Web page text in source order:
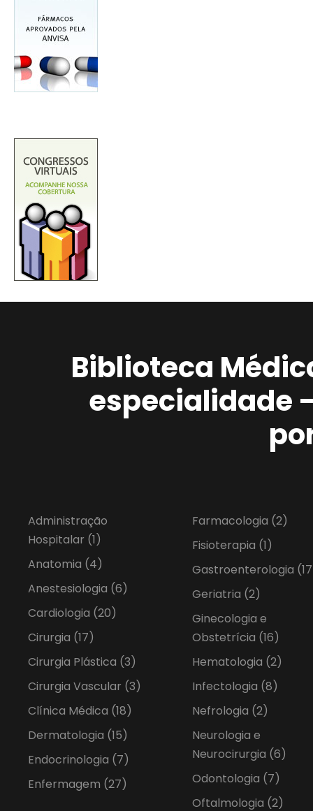
Biblioteca
especialidade
Administração
Hospitalar (1)
Anatomia (4)
Anestesiologia (6)
Cardiologia (20)
Cirurgia (17)
Cirurgia Plástica (3)
Cirurgia Vascular (3)
Clínica Médica (18)
Dermatologia (15)
Endocrinologia (7)
Enfermagem (27)
Farmacologia (2)
Fisioterapia (1)
Gastroenterologia
Geriatria (2)
Ginecologia e
Obstetrícia (16)
Hematologia (2)
Infectologia (8)
Nefrologia (2)
Neurologia e
Neurocirurgia (6)
Odontologia (7)
Oftalmologia (2)